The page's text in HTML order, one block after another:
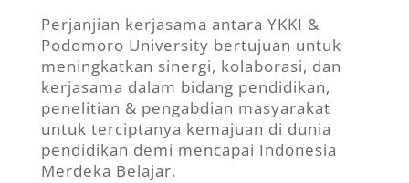
Perjanjian kerjasama antara YKKI &
Podomoro University bertujuan untuk
meningkatkan sinergi, kolaborasi, dan
kerjasama dalam bidang pendidikan,
penelitian & pengabdian masyarakat
untuk terciptanya kemajuan di dunia
pendidikan demi mencapai Indonesia
Merdeka Belajar.